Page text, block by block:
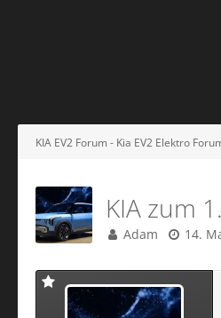
KIA EV2 Forum - Kia EV2 Elektro
KIA zum
Adam 14.